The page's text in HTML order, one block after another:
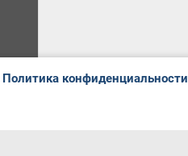
Политика конфиденциальности